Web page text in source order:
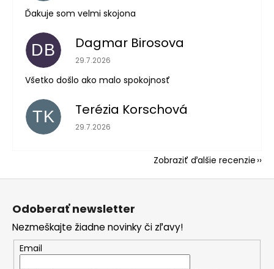
Ďakuje som velmi skojona
DB Dagmar Birosova
Hodnotenie obchodu je 5 z 5 hviezdičiek.
29.7.2026
Všetko došlo ako malo spokojnosť
TK Terézia Korschová
Hodnotenie obchodu je 5 z 5 hviezdičiek.
29.7.2026
Zobraziť ďalšie recenzie
Z
Odoberať newsletter
Nezmeškajte žiadne novinky či zľavy!
Email